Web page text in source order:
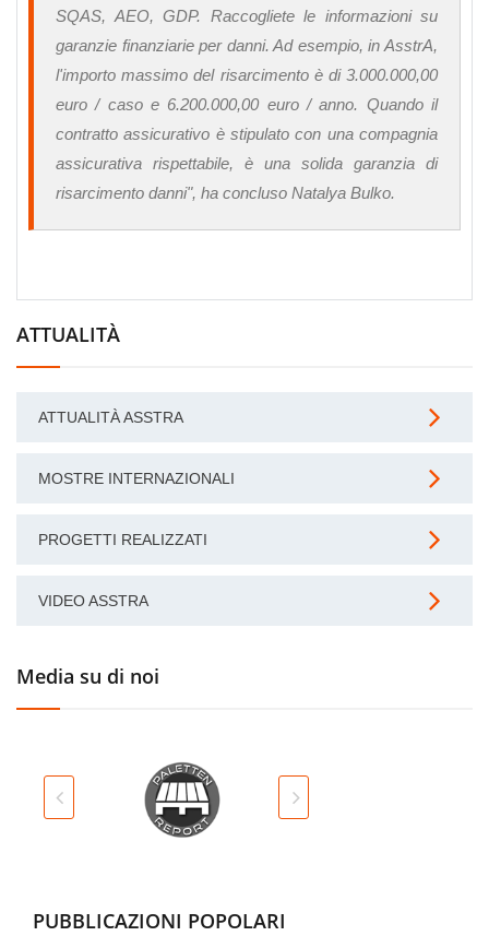
SQAS, AEO, GDP. Raccogliete le informazioni su
garanzie finanziarie per danni. Ad esempio, in AsstrA,
l'importo massimo del risarcimento è di 3.000.000,00
euro / caso e 6.200.000,00 euro / anno. Quando il
contratto assicurativo è stipulato con una compagnia
assicurativa rispettabile, è una solida garanzia di
risarcimento danni", ha concluso Natalya Bulko.
ATTUALITÀ
ATTUALITÀ ASSTRA
MOSTRE INTERNAZIONALI
PROGETTI REALIZZATI
VIDEO ASSTRA
Media su di noi
PUBBLICAZIONI POPOLARI